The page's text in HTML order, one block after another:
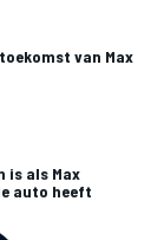
van Max
is als Max
auto heeft